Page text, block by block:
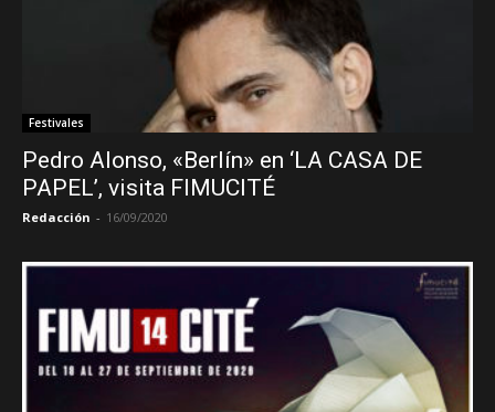
Festivales
Pedro Alonso, «Berlín» en ‘LA CASA DE
PAPEL’, visita FIMUCITÉ
Redacción - 16/09/2020